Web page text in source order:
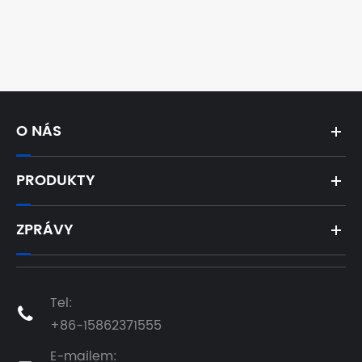
O NÁS
PRODUKTY
ZPRÁVY

Tel:
+86-15862371555
E-mailem: